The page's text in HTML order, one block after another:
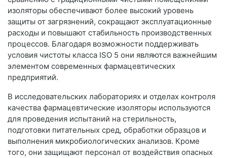
изоляторы обеспечивают более высокий уровень
защиты от загрязнений, сокращают эксплуатационные
расходы и повышают стабильность производственных
процессов. Благодаря возможности поддерживать
условия чистоты класса ISO 5 они являются важнейшим
элементом современных фармацевтических
предприятий.
В исследовательских лабораториях и отделах контроля
качества фармацевтические изоляторы используются
для проведения испытаний на стерильность,
подготовки питательных сред, обработки образцов и
выполнения микробиологических анализов. Кроме
того, они защищают персонал от воздействия опасных